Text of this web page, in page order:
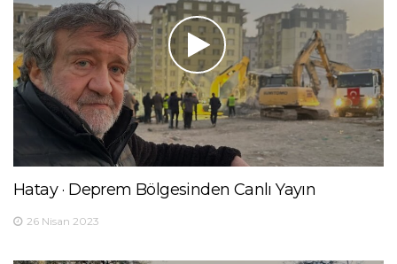
Hatay · Deprem Bölgesinden Canlı Yayın
26 Nisan 2023